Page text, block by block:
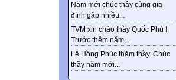
Năm mới chúc thầy cùng gia
đình gặp nhiều...
TVM xin chào thầy Quốc Phú !
Trước thềm năm...
Lê Hồng Phúc thăm thầy. Chúc
thầy năm mới...